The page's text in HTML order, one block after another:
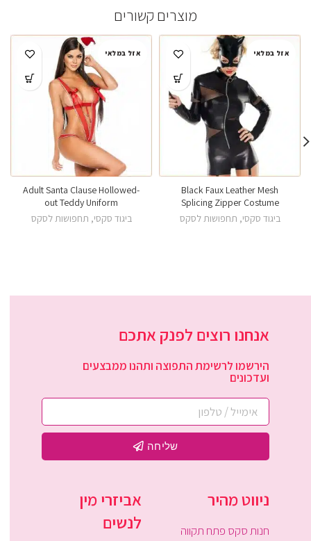
מוצרים קשורים
אזל במלאי
Black Faux Leather Mesh
Splicing Zipper Costume
ביגוד סקסי, תחפושות לסקס
אזל במלאי
Adult Santa Clause Hollowed-
out Teddy Uniform
ביגוד סקסי, תחפושות לסקס
אנחנו רוצים לפנק אתכם
הירשמו לרשימת התפוצה ותהנו ממבצעים
ועדכונים
שליחה
ניווט מהיר
חנות סקס פתח תקווה
אביזרי מין
לנשים